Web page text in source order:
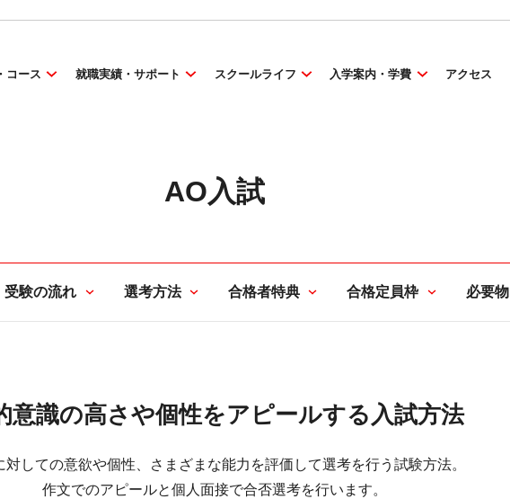
コース 就職実績・サポート スクールライフ 入学案内・学費 アクセス
AO入試
受験の流れ 選考方法 合格者特典 合格定員枠 必要物
意識の高さや個性をアピールする入試方法
対しての意欲や個性、さまざまな能力を評価して選考を行う試験方法。
作文でのアピールと個人面接で合否選考を行います。